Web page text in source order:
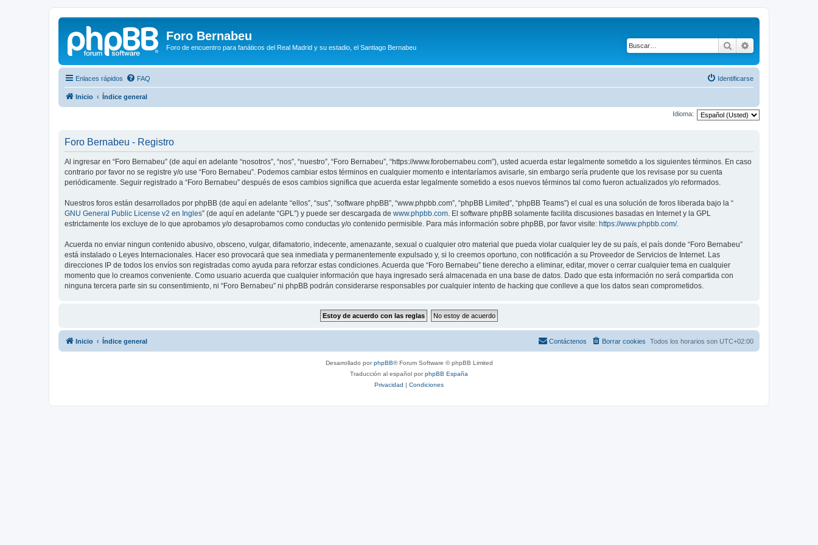
Foro Bernabeu
Foro de encuentro para fanáticos del Real Madrid y su estadio, el Santiago Bernabeu Buscar
Enlaces rápidos FAQ Identificarse
Inicio Índice general
Idioma:
Foro Bernabeu - Registro
Al ingresar en “Foro Bernabeu” (de aquí en adelante “nosotros”, “nos”, “nuestro”, “Foro Bernabeu”, “https://www.forobernabeu.com”), usted acuerda estar legalmente sometido a los siguientes términos. En caso
contrario por favor no se registre y/o use “Foro Bernabeu”. Podemos cambiar estos términos en cualquier momento e intentaríamos avisarle, sin embargo sería prudente que los revisase por su cuenta
periódicamente. Seguir registrado a “Foro Bernabeu” después de esos cambios significa que acuerda estar legalmente sometido a esos nuevos términos tal como fueron actualizados y/o reformados.
Nuestros foros están desarrollados por phpBB (de aquí en adelante “ellos”, “sus”, “software phpBB”, “www.phpbb.com”, “phpBB Limited”, “phpBB Teams”) el cual es una solución de foros liberada bajo la “
GNU General Public License v2 en Ingles” (de aquí en adelante “GPL”) y puede ser descargada de www.phpbb.com. El software phpBB solamente facilita discusiones basadas en Internet y la GPL
estrictamente los excluye de lo que aprobamos y/o desaprobamos como conductas y/o contenido permisible. Para más información sobre phpBB, por favor visite: https://www.phpbb.com/.
Acuerda no enviar ningun contenido abusivo, obsceno, vulgar, difamatorio, indecente, amenazante, sexual o cualquier otro material que pueda violar cualquier ley de su país, el país donde “Foro Bernabeu”
está instalado o Leyes Internacionales. Hacer eso provocará que sea inmediata y permanentemente expulsado y, si lo creemos oportuno, con notificación a su Proveedor de Servicios de Internet. Las
direcciones IP de todos los envíos son registradas como ayuda para reforzar estas condiciones. Acuerda que “Foro Bernabeu” tiene derecho a eliminar, editar, mover o cerrar cualquier tema en cualquier
momento que lo creamos conveniente. Como usuario acuerda que cualquier información que haya ingresado será almacenada en una base de datos. Dado que esta información no será compartida con
ninguna tercera parte sin su consentimiento, ni “Foro Bernabeu” ni phpBB podrán considerarse responsables por cualquier intento de hacking que conlleve a que los datos sean comprometidos.
Inicio Índice general Todos los horarios son UTC+02:00
Borrar cookies
Contáctenos
Desarrollado porphpBB® Forum Software © phpBB Limited
Traducción al español porphpBB España
Privacidad | Condiciones